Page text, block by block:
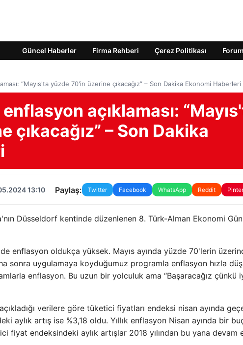
Güncel Haberler Firma Rehberi Çerez Politikası Forum
“Mayıs'ta yüzde 70'in üzerine çıkacağız” – Son Dakika Ekonomi Haberleri
açıklaması:
çıkacağız” – Son Dakika
13:10 Paylaş: Twitter Facebook WhatsApp Reddit
Düsseldorf kentinde düzenlenen 8. Türk-Alman Ekonomi
enflasyon oldukça yüksek. Mayıs ayında yüzde 70'lerin
sonra uygulamaya koyduğumuz programla enflasyon hızla
enflasyon. Bu uzun bir yolculuk ama “Başaracağız çünkü
verilere göre tüketici fiyatları endeksi nisan ayında
aylık artış ise %3,18 oldu. Yıllık enflasyon Nisan ayında bir
fiyat endeksindeki aylık artışlar 2018 yılından bu yana devam